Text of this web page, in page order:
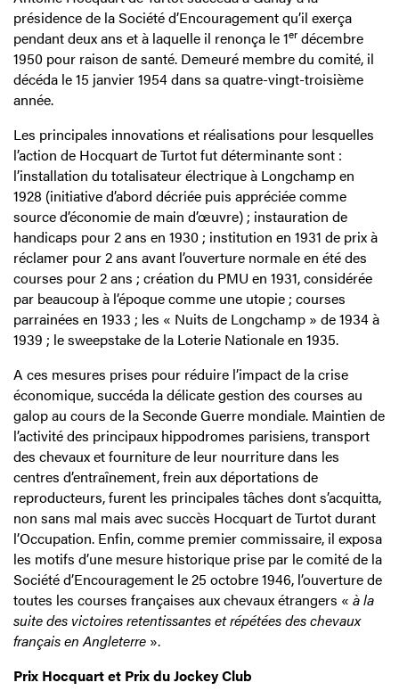
présidence de la Société d’Encouragement qu’il exerça
pendant deux ans et à laquelle il renonça le 1er décembre
1950 pour raison de santé. Demeuré membre du comité, il
décéda le 15 janvier 1954 dans sa quatre-vingt-troisième
année.
Les principales innovations et réalisations pour lesquelles
l’action de Hocquart de Turtot fut déterminante sont :
l’installation du totalisateur électrique à Longchamp en
1928 (initiative d’abord décriée puis appréciée comme
source d’économie de main d’œuvre) ; instauration de
handicaps pour 2 ans en 1930 ; institution en 1931 de prix à
réclamer pour 2 ans avant l’ouverture normale en été des
courses pour 2 ans ; création du PMU en 1931, considérée
par beaucoup à l’époque comme une utopie ; courses
parrainées en 1933 ; les « Nuits de Longchamp » de 1934 à
1939 ; le sweepstake de la Loterie Nationale en 1935.
A ces mesures prises pour réduire l’impact de la crise
économique, succéda la délicate gestion des courses au
galop au cours de la Seconde Guerre mondiale. Maintien de
l’activité des principaux hippodromes parisiens, transport
des chevaux et fourniture de leur nourriture dans les
centres d’entraînement, frein aux déportations de
reproducteurs, furent les principales tâches dont s’acquitta,
non sans mal mais avec succès Hocquart de Turtot durant
l’Occupation. Enfin, comme premier commissaire, il exposa
les motifs d’une mesure historique prise par le comité de la
Société d’Encouragement le 25 octobre 1946, l’ouverture de
toutes les courses françaises aux chevaux étrangers « à la
suite des victoires retentissantes et répétées des chevaux
français en Angleterre ».
Prix Hocquart et Prix du Jockey Club